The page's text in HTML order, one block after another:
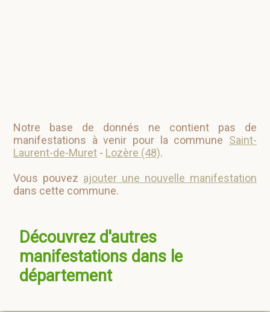
Notre base de donnés ne contient pas de
manifestations à venir pour la commune Saint-
Laurent-de-Muret - Lozère (48).
Vous pouvez ajouter une nouvelle manifestation
dans cette commune.
Découvrez d'autres
manifestations dans le
département